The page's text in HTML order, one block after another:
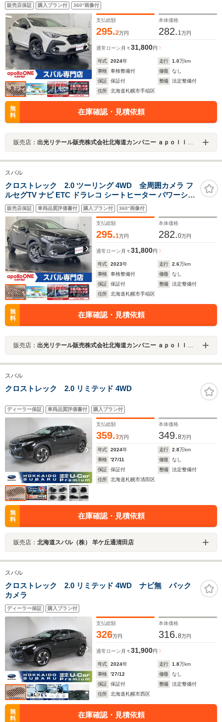
販売店保証 購入プラン付 360°画像付
支払総額
295.2万円
本体価格
282. 1万円
通常ローン 月々31,800円
年式 2024年 走行 1.0万km
車検
車検整備付 修復
なし
保証
保証付 整備
法定整備付
住所
北海道札幌市手稲区
無
料
在庫確認・見積依頼
販売店： 出光リテール販売株式会社北海道カンパニー ａｐｏｌｌｏＯＮＥ札幌手稲Ｕ－ＣＡＲスバル専門店
スバル
クロストレック 2.0 ツーリング 4WD 全周囲カメラ フ
ルセグTV ナビ ETC ドラレコ シートヒーター パワーシー
ト
販売店保証 車両品質評価書付 購入プラン付 360°画像付
支払総額
295.1万円
本体価格
282.0万円
通常ローン 月々31,800円
年式 2023年 走行 2.6万km
車検
車検整備付 修復
なし
保証
保証付 整備
法定整備付
住所
北海道札幌市手稲区
無
料
在庫確認・見積依頼
販売店： 出光リテール販売株式会社北海道カンパニー ａｐｏｌｌｏＯＮＥ札幌手稲Ｕ－ＣＡＲスバル専門店
スバル
クロストレック 2.0 リミテッド 4WD
ディーラー保証 車両品質評価書付 購入プラン付
支払総額
359.3万円
本体価格
349.8万円
年式 2024年 走行 2.8万km
車検
'27/11 修復
なし
保証
保証付 整備
法定整備付
住所
北海道札幌市清田区
無
料
在庫確認・見積依頼
販売店： 北海道スバル（株） 羊ケ丘通清田店
スバル
クロストレック 2.0 リミテッド 4WD ナビ無 バック
カメラ
ディーラー保証 購入プラン付
支払総額
326万円
本体価格
316.8万円
通常ローン 月々31,900円
年式 2024年 走行 1.8万km
車検
'27/12 修復
なし
保証
保証付 整備
法定整備付
住所
北海道札幌市西区
無
料
在庫確認・見積依頼